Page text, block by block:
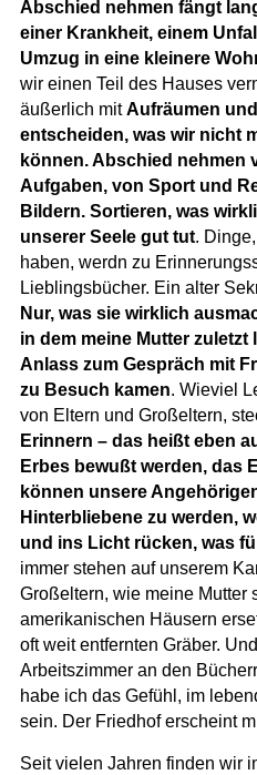
Abschied nehmen fängt
einer Krankheit, einem
Umzug in eine kleinere
wir einen Teil des Hauses
äußerlich mitAufräumen
entscheiden, was wir nicht
können. Abschied nehmen
Aufgaben, von Sport und
Bildern. Sortieren, was
unserer Seele gut tut.
haben, werdn zu
Lieblingsbücher. Ein alter
Nur, was sie wirklich
in dem meine Mutter
Anlass zum Gespräch mit
zu Besuch kamen. Wieviel
von Eltern und Großeltern,
Erinnern – das heißt eben
Erbes bewußt werden, das
können unsere
Hinterbliebene zu werden,
und ins Licht rücken, was
immer stehen auf unserem
Großeltern, wie meine Mutter
amerikanischen Häusern
oft weit entfernten Gräber.
Arbeitszimmer an den
habe ich das Gefühl, im
sein. Der Friedhof erscheint
Seit vielen Jahren finden wir